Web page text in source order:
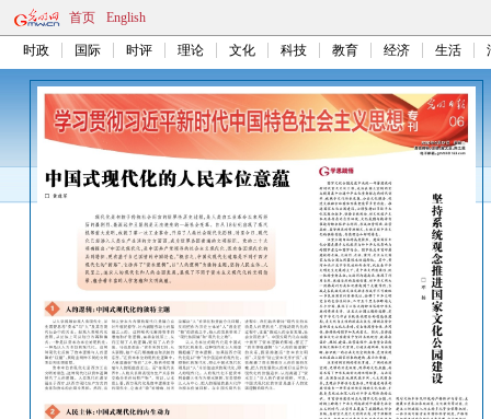
首页 English
时政 国际 时评 理论 文化 科技 教育 经济 生活